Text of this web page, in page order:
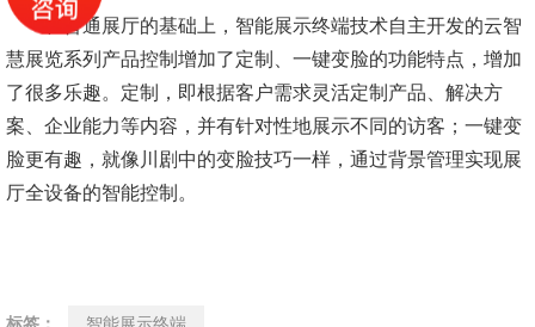
在普通展厅的基础上，智能展示终端技术自主开发的云智
慧展览系列产品控制增加了定制、一键变脸的功能特点，增加
了很多乐趣。定制，即根据客户需求灵活定制产品、解决方
案、企业能力等内容，并有针对性地展示不同的访客；一键变
脸更有趣，就像川剧中的变脸技巧一样，通过背景管理实现展
厅全设备的智能控制。